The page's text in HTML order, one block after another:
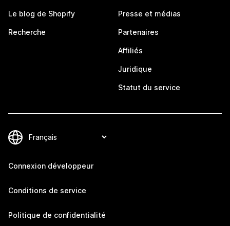
Le blog de Shopify
Recherche
Presse et médias
Partenaires
Affiliés
Juridique
Statut du service
Connexion développeur
Conditions de service
Politique de confidentialité